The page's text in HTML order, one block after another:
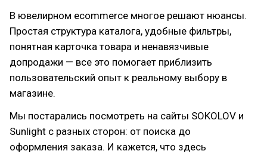
В ювелирном eсommerce многое решают нюансы.
Простая структура каталога, удобные фильтры,
понятная карточка товара и ненавязчивые
допродажи — все это помогает приблизить
пользовательский опыт к реальному выбору в
магазине.
Мы постарались посмотреть на сайты SOKOLOV и
Sunlight с разных сторон: от поиска до
оформления заказа. И кажется, что здесь